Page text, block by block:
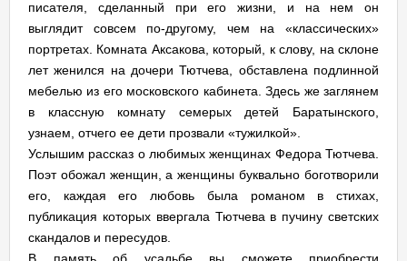
писателя, сделанный при его жизни, и на нем он
выглядит совсем по-другому, чем на «классических»
портретах. Комната Аксакова, который, к слову, на склоне
лет женился на дочери Тютчева, обставлена подлинной
мебелью из его московского кабинета. Здесь же заглянем
в классную комнату семерых детей Баратынского,
узнаем, отчего ее дети прозвали «тужилкой».
Услышим рассказ о любимых женщинах Федора Тютчева.
Поэт обожал женщин, а женщины буквально боготворили
его, каждая его любовь была романом в стихах,
публикация которых ввергала Тютчева в пучину светских
скандалов и пересудов.